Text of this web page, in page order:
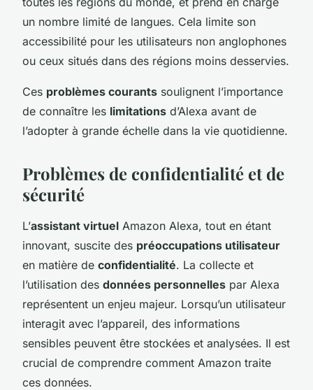
un nombre limité de langues. Cela limite son
accessibilité pour les utilisateurs non anglophones
ou ceux situés dans des régions moins desservies.
Ces problèmes courants soulignent l’importance
de connaître les limitations d’Alexa avant de
l’adopter à grande échelle dans la vie quotidienne.
Problèmes de confidentialité et de
sécurité
L’assistant virtuel Amazon Alexa, tout en étant
innovant, suscite des préoccupations utilisateur
en matière de confidentialité. La collecte et
l’utilisation des données personnelles par Alexa
représentent un enjeu majeur. Lorsqu’un utilisateur
interagit avec l’appareil, des informations
sensibles peuvent être stockées et analysées. Il est
crucial de comprendre comment Amazon traite
ces données.